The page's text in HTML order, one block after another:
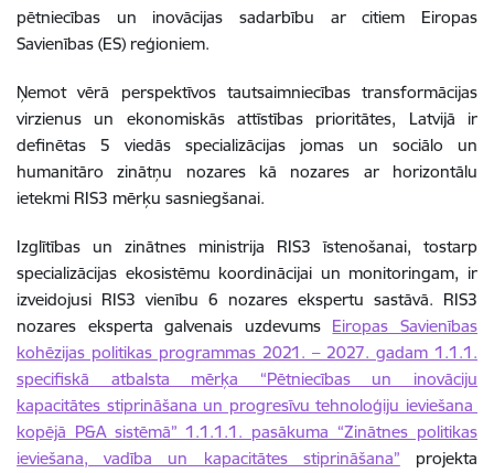
pētniecības un inovācijas sadarbību ar citiem Eiropas
Savienības (ES) reģioniem.
Ņemot vērā perspektīvos tautsaimniecības transformācijas
virzienus un ekonomiskās attīstības prioritātes, Latvijā ir
definētas 5 viedās specializācijas jomas un sociālo un
humanitāro zinātņu nozares kā nozares ar horizontālu
ietekmi RIS3 mērķu sasniegšanai.
Izglītības un zinātnes ministrija RIS3 īstenošanai, tostarp
specializācijas ekosistēmu koordinācijai un monitoringam, ir
izveidojusi RIS3 vienību 6 nozares ekspertu sastāvā. RIS3
nozares eksperta galvenais uzdevums Eiropas Savienības
kohēzijas politikas programmas 2021. – 2027. gadam 1.1.1.
specifiskā atbalsta mērķa “Pētniecības un inovāciju
kapacitātes stiprināšana un progresīvu tehnoloģiju ieviešana
kopējā P&A sistēmā” 1.1.1.1. pasākuma “Zinātnes politikas
ieviešana, vadība un kapacitātes stiprināšana” projekta